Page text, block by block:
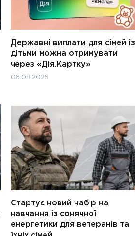
Державні виплати для сімей із
дітьми можна отримувати
через «Дія.Картку»
06.08.2026
Стартує новий набір на
навчання із сонячної
енергетики для ветеранів та